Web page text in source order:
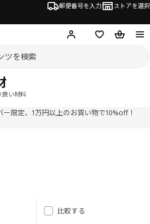
郵便番号を入力 ストアを選択
ログイン・新規入会
欲しいものリスト
カート
良い材料
ー限定、1万円以上のお買い物で10%off！
ー
比較する